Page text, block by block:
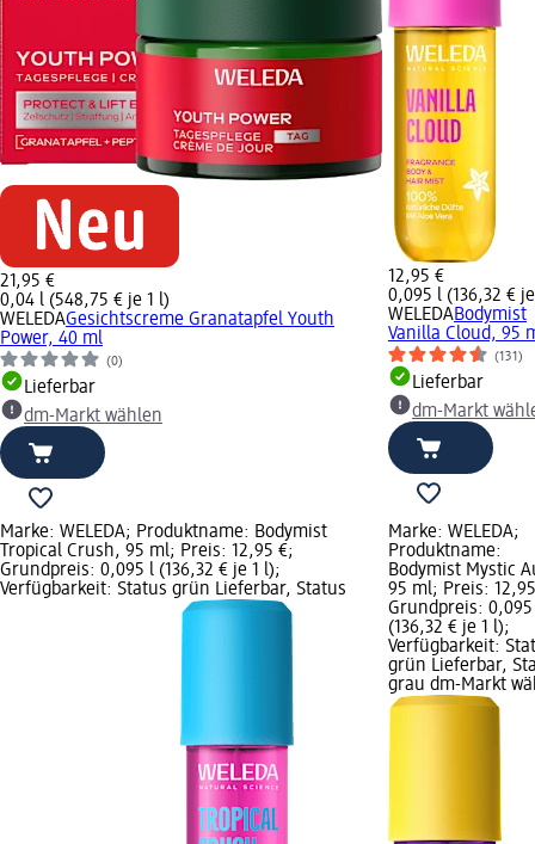
21,95 €
0,04 l (548,75 € je 1 l)
WELEDAGesichtscreme Granatapfel Youth
Power, 40 ml
(0)
Lieferbar
dm-Markt wählen
12,95 €
0,095 l (136,32 €
WELEDABodymist
Vanilla Cloud, 95
(131)
Lieferbar
dm-Markt
Marke: WELEDA; Produktname: Bodymist
Tropical Crush, 95 ml; Preis: 12,95 €;
Grundpreis: 0,095 l (136,32 € je 1 l);
Verfügbarkeit: Status grün Lieferbar, Status
Marke: WELEDA;
Produktname:
Bodymist Mystic
95 ml; Preis:
Grundpreis:
(136,32 € je 1 l);
Verfügbarkeit:
grün Lieferbar,
grau dm-Markt